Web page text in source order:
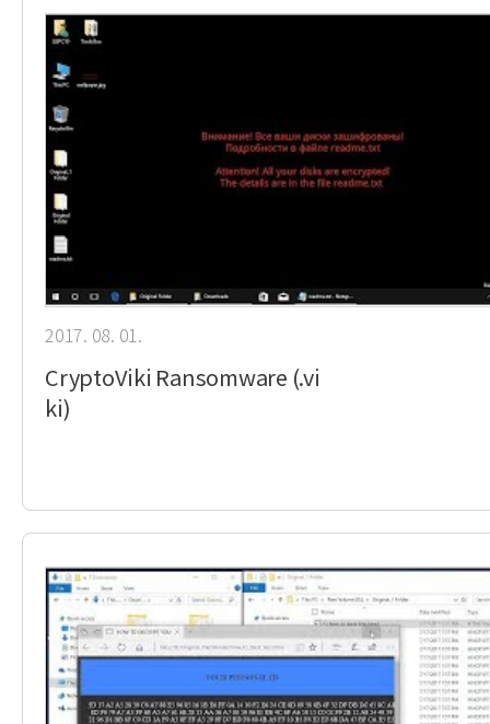
2017. 08. 01.
CryptoViki Ransomware (.vi
ki)